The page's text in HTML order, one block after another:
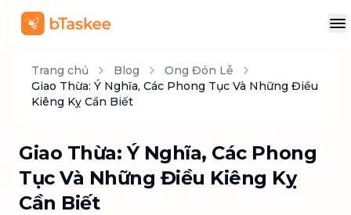
Trang chủ Blog
Ong Đón Lễ
Giao Thừa: Ý Nghĩa, Các Phong Tục Và Những Điều
Kiêng Kỵ Cần Biết
Giao Thừa: Ý Nghĩa, Các Phong
Tục Và Những Điều Kiêng Kỵ
Cần Biết